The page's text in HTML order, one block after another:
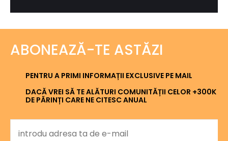
ABONEAZĂ-TE ASTĂZI
PENTRU A PRIMI INFORMAȚII EXCLUSIVE PE MAIL
DACĂ VREI SĂ TE ALĂTURI COMUNITĂȚII CELOR +300K
DE PĂRINȚI CARE NE CITESC ANUAL